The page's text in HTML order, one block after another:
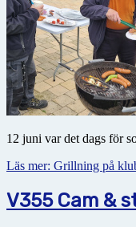
12 juni var det dags för
Läs mer: Grillning på
V355 Cam &